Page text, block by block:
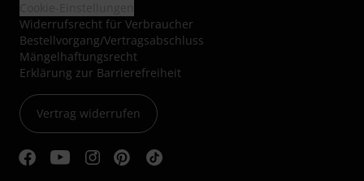
Widerrufsrecht für Verbraucher
Bestellvorgang/Vertragsabschluss
Mängelhaftungsrecht
Erklärung zur Barrierefreiheit
Vertrag widerrufen